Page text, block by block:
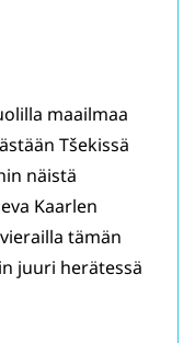
maailmaa
Tšekissä
näistä
Kaarlen
tämän
juuri herätessä